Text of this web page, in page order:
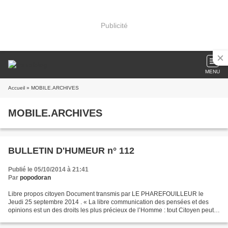
Publicité
MENU
Accueil » MOBILE.ARCHIVES
MOBILE.ARCHIVES
BULLETIN D'HUMEUR n° 112
Publié le 05/10/2014 à 21:41
Par popodoran
Libre propos citoyen Document transmis par LE PHAREFOUILLEUR le
Jeudi 25 septembre 2014 . « La libre communication des pensées et des
opinions est un des droits les plus précieux de l’Homme : tout Citoyen peut